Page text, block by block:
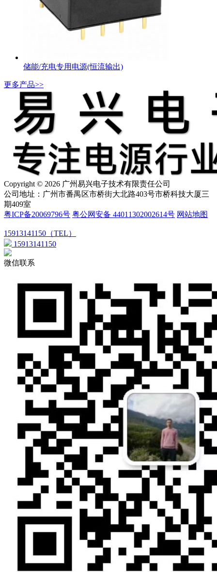
储能/充电专用电源(恒流输出)
更多产品>>
Copyright © 2026 广州易兴电子技术有限责任公司
公司地址：广州市番禺区市桥街大北路403号市桥科技大厦三
期409室
粤ICP备20069796号 粤公网安备 44011302002614号 网站地图
15913141150（TEL）
15913141150
微信联系